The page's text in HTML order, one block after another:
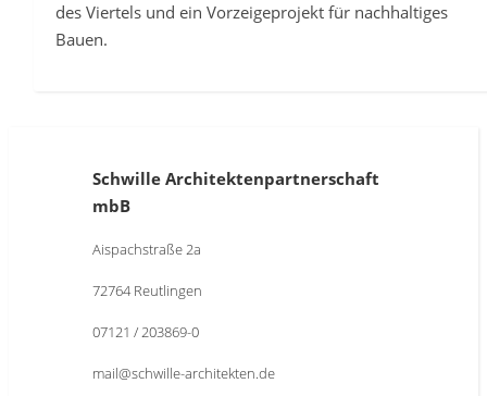
des Viertels und ein Vorzeigeprojekt für nachhaltiges
Bauen.
Schwille Architektenpartnerschaft
mbB
Aispachstraße 2a
72764 Reutlingen
07121 / 203869-0
mail@schwille-architekten.de